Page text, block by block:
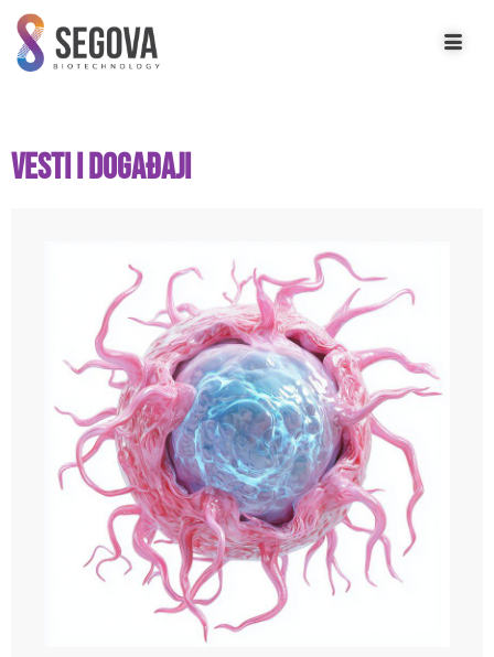
Vesti i Događaji